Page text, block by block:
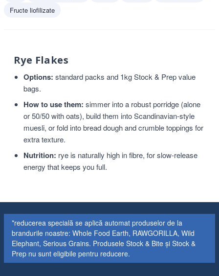
Fructe liofilizate
Rye Flakes
Options: standard packs and 1kg Stock & Prep value
bags.
How to use them: simmer into a robust porridge (alone
or 50/50 with oats), build them into Scandinavian-style
muesli, or fold into bread dough and crumble toppings for
extra texture.
Nutrition: rye is naturally high in fibre, for slow-release
energy that keeps you full.
*reducerea specială se aplică automat produselor de la
brandurile noastre: Whole Food Earth, RAWGORILLA, Wild
Elephant, Serious Grains. Produsele Stock & Bite și Stock &
Prep nu sunt eligibile pentru reducere.